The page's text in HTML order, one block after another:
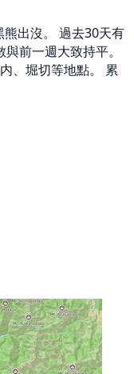
出沒。 過去30天有
前一週大致持平。
、堀切等地點。 累